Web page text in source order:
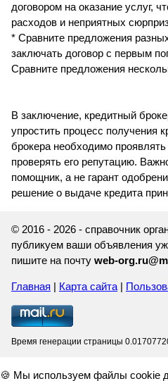
договором на оказание услуг,
расходов и неприятных
* Сравните предложения
заключать договор с первым
Сравните предложения
В заключение, кредитный
упростить процесс получения
брокера необходимо
проверять его репутацию.
помощник, а не гарант
решение о выдаче кредита
© 2016 - 2026 - справочник
публикуем ваши объявления
пишите на почту web-
Главная | Карта сайта|
Время генерации страницы
🍪 Мы используем файлы cookie